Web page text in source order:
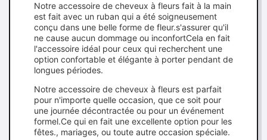
Notre accessoire de cheveux à fleurs fait à la main
est fait avec un ruban qui a été soigneusement
conçu dans une belle forme de fleur.s'assurer qu'il
ne cause aucun dommage ou inconfortCela en fait
l'accessoire idéal pour ceux qui recherchent une
option confortable et élégante à porter pendant de
longues périodes.
Notre accessoire de cheveux à fleurs est parfait
pour n'importe quelle occasion, que ce soit pour
une journée décontractée ou pour un événement
formel.Ce qui en fait une excellente option pour les
fêtes., mariages, ou toute autre occasion spéciale.